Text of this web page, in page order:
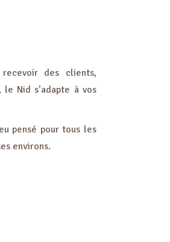
des clients,
Nid s’adapte à vos
pensé pour tous les
environs.